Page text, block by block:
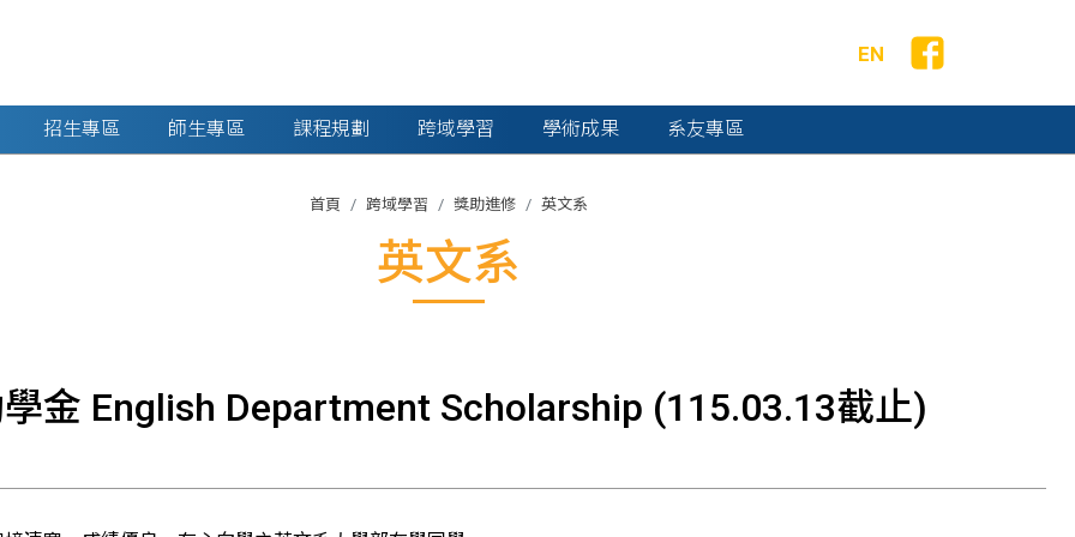
EN
招生專區 師生專區 課程規劃 跨域學習 學術成果 系友專區
首頁 跨域學習 獎助進修 英文系
英文系
金 English Department Scholarship (115.03.13截止)